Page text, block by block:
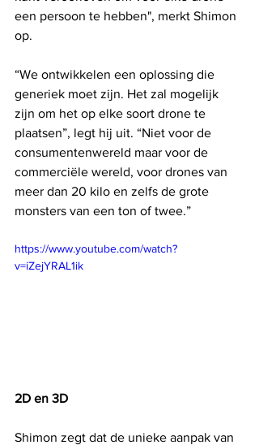
een persoon te hebben", merkt Shimon
op.
“We ontwikkelen een oplossing die
generiek moet zijn. Het zal mogelijk
zijn om het op elke soort drone te
plaatsen”, legt hij uit. “Niet voor de
consumentenwereld maar voor de
commerciële wereld, voor drones van
meer dan 20 kilo en zelfs de grote
monsters van een ton of twee.”
https://www.youtube.com/watch?
v=iZejYRAL1ik
2D en 3D
Shimon zegt dat de unieke aanpak van